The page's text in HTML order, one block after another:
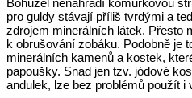
pro guldy stávají příliš tvrdými a
zdrojem minerálních látek. Přesto
k obrušování zobáku. Podobně je
minerálních kamenů a kostek,
papoušky. Snad jen tzv. jódové
andulek, lze bez problémů použít i